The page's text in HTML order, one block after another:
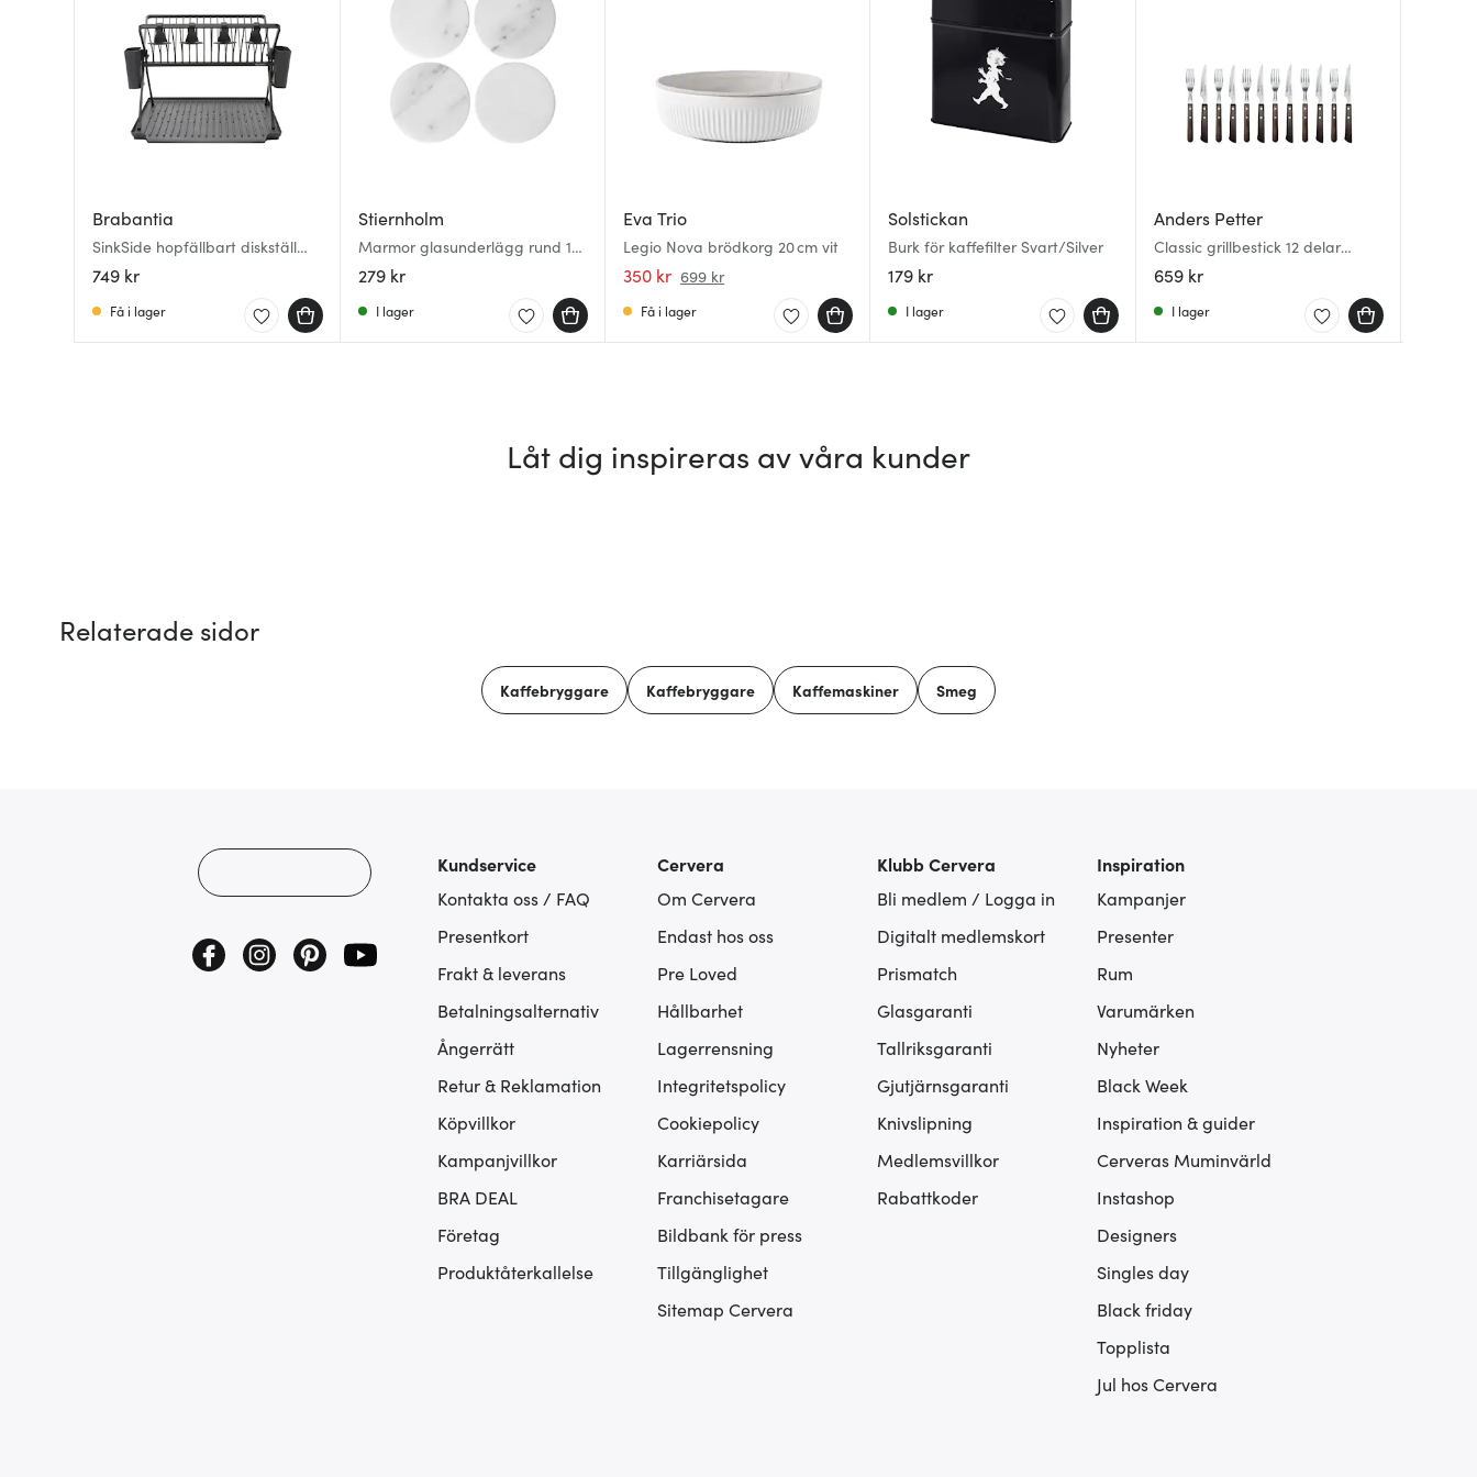
Brabantia
SinkSide hopfällbart diskställ
33×42×51 cm svart
749 kr
Få i lager
Stiernholm
Marmor glasunderlägg rund 10
cm 4-pack vit
279 kr
I lager
Eva Trio
Legio Nova brödkorg 20 cm vit
350 kr 699 kr
Få i lager
Solstickan
Burk för kaffefilter Svart/Silver
179 kr
I lager
Anders Petter
Classic grillbestick 12 delar
brun/blank
659 kr
I lager
Låt dig inspireras av våra kunder
Relaterade sidor
Kaffebryggare Kaffebryggare Kaffemaskiner Smeg
Kundservice
Kontakta oss / FAQ
Presentkort
Frakt & leverans
Betalningsalternativ
Ångerrätt
Retur & Reklamation
Köpvillkor
Kampanjvillkor
BRA DEAL
Företag
Produktåterkallelse
Cervera
Om Cervera
Endast hos oss
Pre Loved
Hållbarhet
Lagerrensning
Integritetspolicy
Cookiepolicy
Karriärsida
Franchisetagare
Bildbank för press
Tillgänglighet
Sitemap Cervera
Klubb Cervera
Bli medlem / Logga in
Digitalt medlemskort
Prismatch
Glasgaranti
Tallriksgaranti
Gjutjärnsgaranti
Knivslipning
Medlemsvillkor
Rabattkoder
Inspiration
Kampanjer
Presenter
Rum
Varumärken
Nyheter
Black Week
Inspiration & guider
Cerveras Muminvärld
Instashop
Designers
Singles day
Black friday
Topplista
Jul hos Cervera